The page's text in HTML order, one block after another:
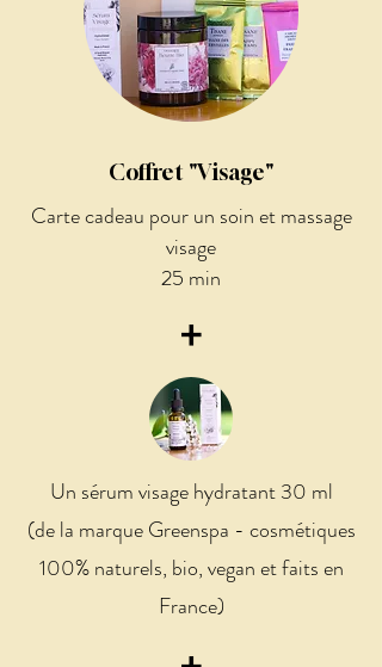
Coffret "Visage"
Carte cadeau pour un soin et massage
visage
25 min
+
Un sérum visage hydratant 30 ml
(de la marque Greenspa - cosmétiques
100% naturels, bio, vegan et faits en
France)